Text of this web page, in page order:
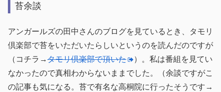
苔余談
アンガールズの田中さんのブログを見ているとき、タモリ
倶楽部で苔をいただいたらしいというのを読んだのですが
（コチラ→タモリ倶楽部で頂いた
）。私は番組を見てい
なかったので真相わからないままでした。（余談ですがこ
の記事も気になる。苔で有名な高桐院に行ったそうです→